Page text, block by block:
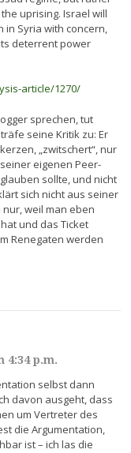
uprising. Israel will
in Syria with concern,
deterrent power
article/1270/
sprechen, tut
seine Kritik zu: Er
„zwitschert“, nur
eigenen Peer-
sollte, und nicht
sich nicht aus seiner
weil man eben
und das Ticket
Renegaten werden
4:34 p.m.
selbst dann
davon ausgeht, dass
um Vertreter des
die Argumentation,
ist – ich las die